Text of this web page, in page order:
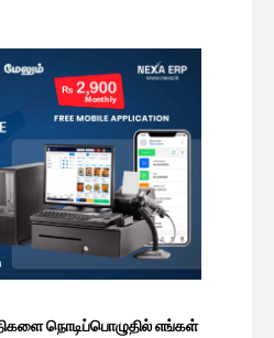
நொடிப்பொழுதில் எங்கள்